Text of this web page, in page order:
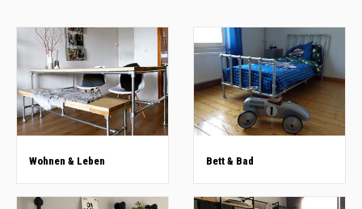
Wohnen & Leben Bett & Bad